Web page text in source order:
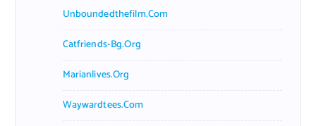
Unboundedthefilm.com
Catfriends-Bg.org
Marianlives.org
Waywardtees.com